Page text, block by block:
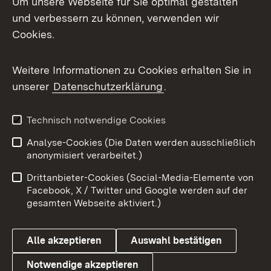
Facebook
X / Twitter
Youtube
Impressum
Kontakt
Barrierefreiheit
Datenschutz
Cookies
und verbessern zu können, verwenden wir
Cookies.
Weitere Informationen zu Cookies erhalten Sie in
unserer Datenschutzerklärung.
Technisch notwendige Cookies
Analyse-Cookies (Die Daten werden ausschließlich
anonymisiert verarbeitet.)
Drittanbieter-Cookies (Social-Media-Elemente von
Facebook, X / Twitter und Google werden auf der
gesamten Webseite aktiviert.)
Alle akzeptieren Auswahl bestätigen
Notwendige akzeptieren